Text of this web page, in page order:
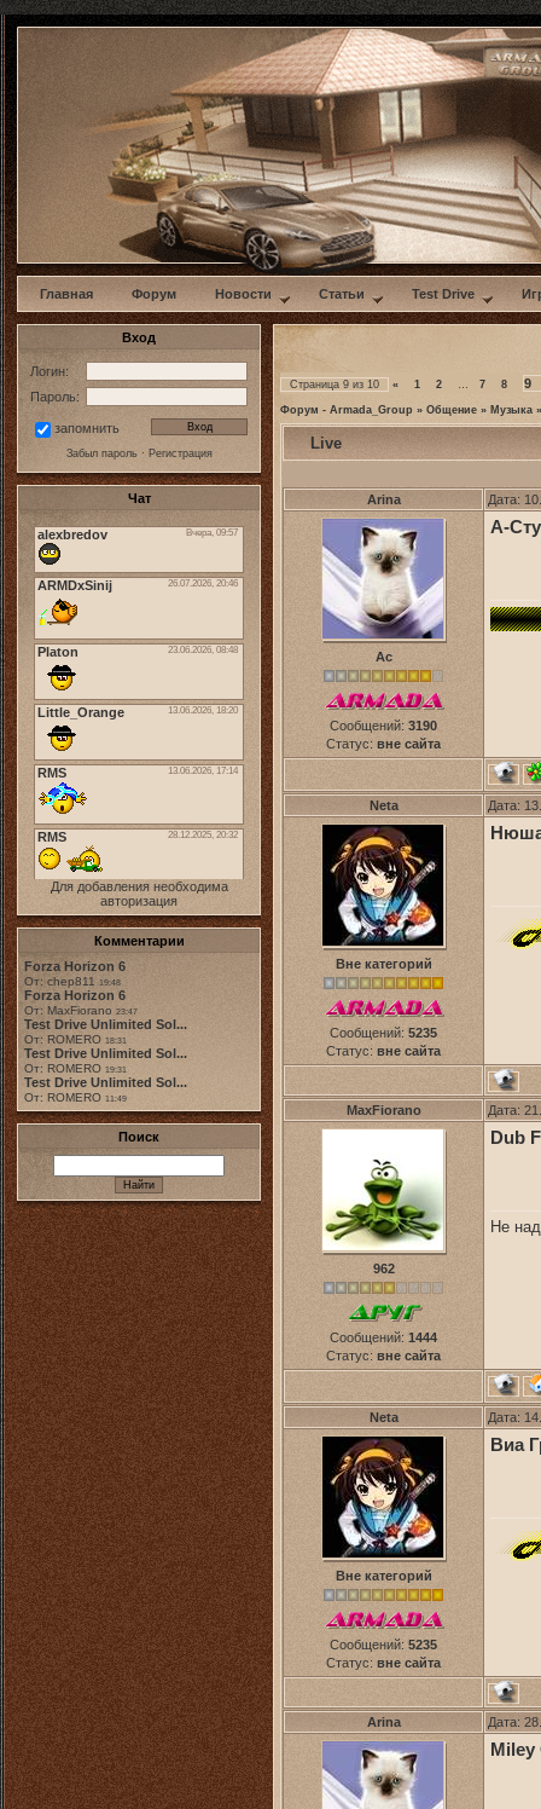
w
Главная Форум Новости Статьи Test Drive
Вход
Логин:
Пароль:
запомнить
Забыл пароль· Регистрация
Чат
Для добавления необходима
авторизация
Комментарии
Forza Horizon 6
От: chep811 19:48
Forza Horizon 6
От: MaxFiorano 23:47
Test Drive Unlimited Sol...
От: ROMERO 18:31
Test Drive Unlimited Sol...
От: ROMERO 19:31
Test Drive Unlimited Sol...
От: ROMERO 11:49
Поиск
Страница 9 из 10 « 1 2 … 7 8 9
Форум - Armada_Group » Общение » Музыка »
Live
Arina Дата:
Ас
Сообщений: 3190
Статус: вне сайта
А-
Neta Дата:
Вне категорий
Сообщений: 5235
Статус: вне сайта
MaxFiorano Дата:
962
Сообщений: 1444
Статус: вне сайта
Dub
Не
Neta Дата:
Вне категорий
Сообщений: 5235
Статус: вне сайта
Виа
Arina Дата: